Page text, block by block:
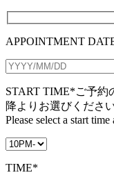
APPOINTMENT
START TIME*ご予約
降よりお選びください
Please select a start
TIME*